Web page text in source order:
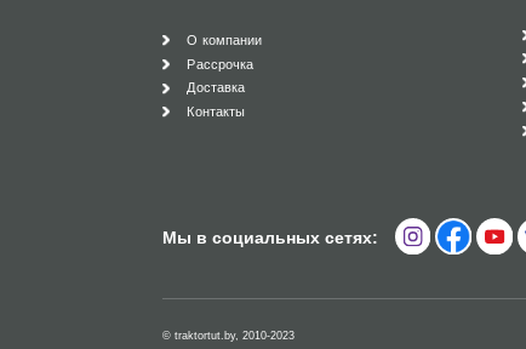
О компании
Рассрочка
Доставка
Контакты
Мы в социальных сетях:
© traktortut.by, 2010-2023